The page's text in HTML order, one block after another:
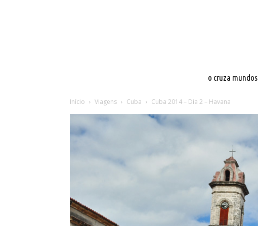
o cruza mundos
Início Viagens Cuba Cuba 2014 – Dia 2 – Havana